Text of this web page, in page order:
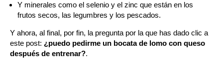
Y minerales como el selenio y el zinc que están en los
frutos secos, las legumbres y los pescados.
Y ahora, al final, por fin, la pregunta por la que has dado clic a
este post: ¿puedo pedirme un bocata de lomo con queso
después de entrenar?.